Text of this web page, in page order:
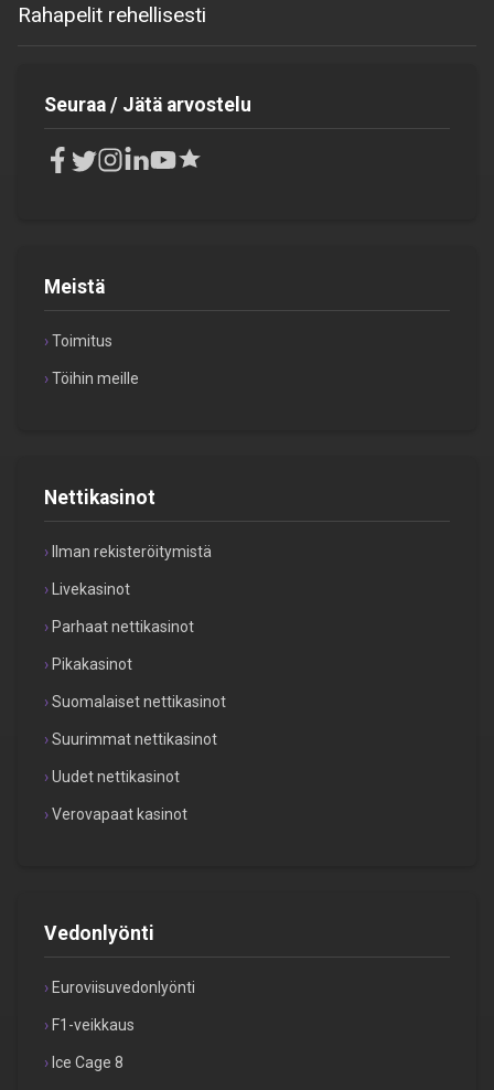
Rahapelit rehellisesti
Meistä
Toimitus
Töihin meille
Nettikasinot
Ilman rekisteröitymistä
Livekasinot
Parhaat nettikasinot
Pikakasinot
Suomalaiset nettikasinot
Suurimmat nettikasinot
Uudet nettikasinot
Verovapaat kasinot
Vedonlyönti
Euroviisuvedonlyönti
F1-veikkaus
Ice Cage 8
Seuraa / Jätä arvostelu